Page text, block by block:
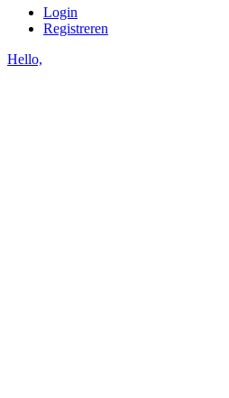
Login
Registreren
Hello,